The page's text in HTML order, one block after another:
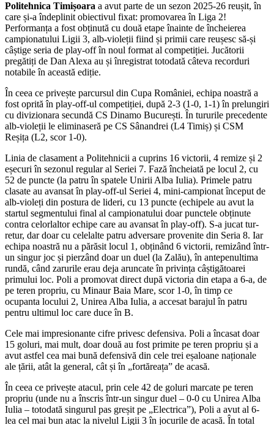
Politehnica Timișoara a avut parte de un sezon 2025-26 reușit, în
care și-a îndeplinit obiectivul fixat: promovarea în Liga 2!
Performanța a fost obținută cu două etape înainte de încheierea
campionatului Ligii 3, alb-violeții fiind și primii care reușesc să-și
câștige seria de play-off în noul format al competiției. Jucătorii
pregătiți de Dan Alexa au și înregistrat totodată câteva recorduri
notabile în această ediție.
În ceea ce privește parcursul din Cupa României, echipa noastră a
fost oprită în play-off-ul competiției, după 2-3 (1-0, 1-1) în prelungiri
cu divizionara secundă CS Dinamo București. În tururile precedente
alb-violeții le eliminaseră pe CS Sânandrei (L4 Timiș) și CSM
Reșița (L2, scor 1-0).
Linia de clasament a Politehnicii a cuprins 16 victorii, 4 remize și 2
eșecuri în sezonul regular al Seriei 7. Fază încheiată pe locul 2, cu
52 de puncte (la patru în spatele Unirii Alba Iulia). Primele patru
clasate au avansat în play-off-ul Seriei 4, mini-campionat început de
alb-violeți din postura de lideri, cu 13 puncte (echipele au avut la
startul segmentului final al campionatului doar punctele obținute
contra celorlaltor echipe care au avansat în play-off). S-a jucat tur-
retur, dar doar cu celelalte patru adversare provenite din Seria 8. Iar
echipa noastră nu a părăsit locul 1, obținând 6 victorii, remizând într-
un singur joc și pierzând doar un duel (la Zalău), în antepenultima
rundă, când zarurile erau deja aruncate în privința câștigătoarei
primului loc. Poli a promovat direct după victoria din etapa a 6-a, de
pe teren propriu, cu Minaur Baia Mare, scor 1-0, în timp ce
ocupanta locului 2, Unirea Alba Iulia, a accesat barajul în patru
pentru ultimul loc care duce în B.
Cele mai impresionante cifre privesc defensiva. Poli a încasat doar
15 goluri, mai mult, doar două au fost primite pe teren propriu și a
avut astfel cea mai bună defensivă din cele trei eșaloane naționale
ale țării, atât la general, cât și în „fortăreața” de acasă.
În ceea ce privește atacul, prin cele 42 de goluri marcate pe teren
propriu (unde nu a înscris într-un singur duel – 0-0 cu Unirea Alba
Iulia – totodată singurul pas greșit pe „Electrica”), Poli a avut al 6-
lea cel mai bun atac la nivelul Ligii 3 în jocurile de acasă. În total